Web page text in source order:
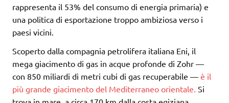
rappresenta il 53% del consumo di energia primaria) e
una politica di esportazione troppo ambiziosa verso i
paesi vicini.
Scoperto dalla compagnia petrolifera italiana Eni, il
mega giacimento di gas in acque profonde di Zohr —
con 850 miliardi di metri cubi di gas recuperabile — è il
più grande giacimento del Mediterraneo orientale. Si